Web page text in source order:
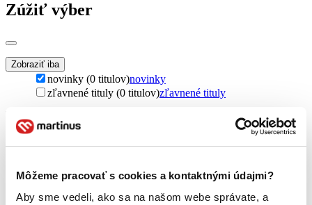
Môžeme pracovať s cookies a kontaktnými údajmi?
Aby sme vedeli, ako sa na našom webe správate, a
Zúžiť výber
Zobraziť iba
novinky (0 titulov)novinky
zľavnené tituly (0 titulov)zľavnené tituly
Dostupnosť
na centrálnom sklade (0 titulov)
na centrálnom sklade
predpredaj (0 titulov)predpredaj
dostupná (bez vypredaných) (0 titulov)dostupná (bez